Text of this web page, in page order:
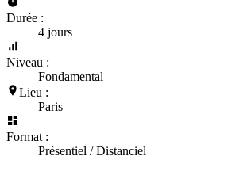
Durée :
4 jours
Niveau :
Fondamental
Lieu :
Paris
Format :
Présentiel / Distanciel